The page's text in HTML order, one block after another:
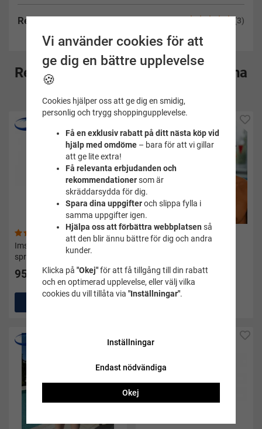
Recensioner (3)
Rekommenderade tillbehör till denna
(105)
Imskyddsmedel/antifog
spray - Soak
95 kr
Badmössa turkos silicone
99 kr
Vi använder cookies för att
ge dig en bättre upplevelse
🍪
Cookies hjälper oss att ge dig en smidig,
personlig och trygg shoppingupplevelse.
Få en exklusiv rabatt på ditt nästa köp vid
hjälp med omdöme– bara för att vi gillar
att ge lite extra!
Få relevanta erbjudanden och
rekommendationersom är
skräddarsydda för dig.
Spara dina uppgifteroch slippa fylla i
samma uppgifter igen.
Hjälpa oss att förbättra webbplatsen så
att den blir ännu bättre för dig och andra
kunder.
Klicka på "Okej"för att få tillgång till din rabatt
och en optimerad upplevelse, eller välj vilka
cookies du vill tillåta via "Inställningar".
Inställningar
Endast nödvändiga
Okej